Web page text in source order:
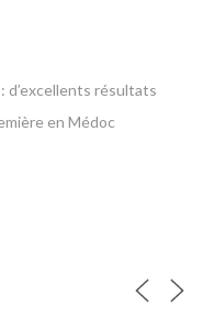
d’excellents résultats
en Médoc